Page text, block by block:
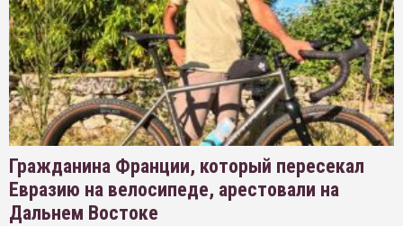
Гражданина Франции, который пересекал
Евразию на велосипеде, арестовали на
Дальнем Востоке